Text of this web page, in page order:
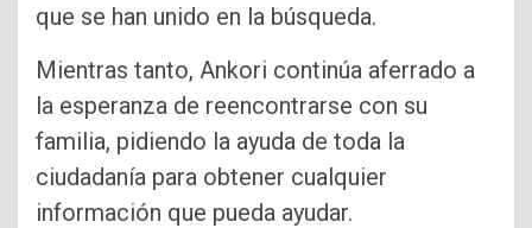
que se han unido en la búsqueda.
Mientras tanto, Ankori continúa aferrado a
la esperanza de reencontrarse con su
familia, pidiendo la ayuda de toda la
ciudadanía para obtener cualquier
información que pueda ayudar.